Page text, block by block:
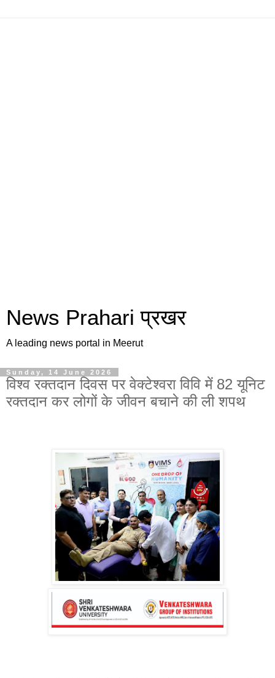
News Prahari प्रखर
A leading news portal in Meerut
Sunday, 14 June 2026
विश्व रक्तदान दिवस पर वेक्टेश्वरा विवि में 82 यूनिट
रक्तदान कर लोगों के जीवन बचाने की ली शपथ